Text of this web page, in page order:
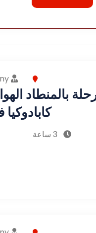
Viator Company
بالمنطاد